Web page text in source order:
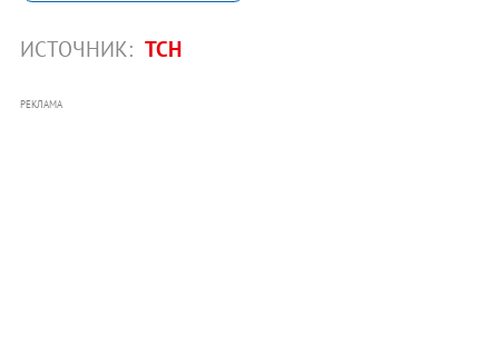
ИСТОЧНИК: ТСН
РЕКЛАМА